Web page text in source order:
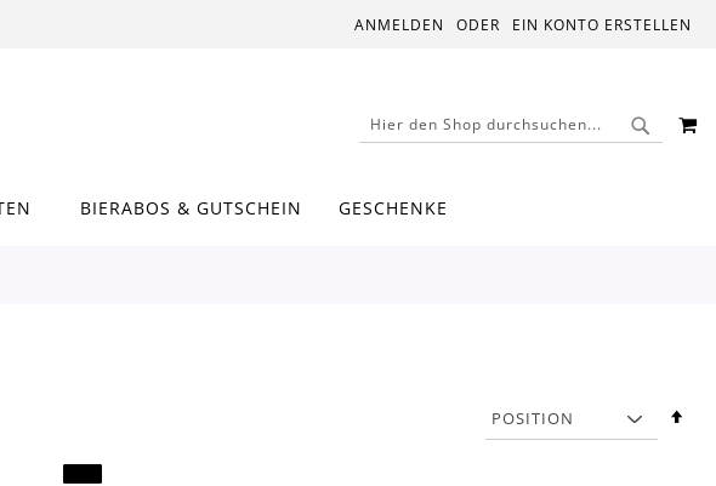
ANMELDEN EIN KONTO ERSTELLEN
SUCHE
BIERABOS & GUTSCHEIN GESCHENKE